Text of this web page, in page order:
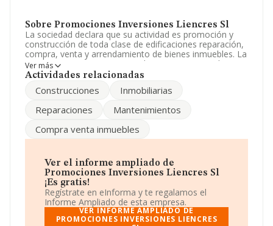
Sobre Promociones Inversiones Liencres Sl
La sociedad declara que su actividad es promoción y
construcción de toda clase de edificaciones reparación,
compra, venta y arrendamiento de bienes inmuebles. La
empresa aparece inscrita en el Registro Mercantil como
Sociedad Limitada. La actividad de referencia CNAE
cuenta propia', cuyo Código es 6820. No realiza
las cifras existentes en la base de datos de INFORMA, el
número de empleados ha estado por encima de la
Dentro del ranking de empresas elaborado por
INFORMA, atendiendo a los niveles de facturación de la
compañía, se destaca que: en 2024, en la clasificación
del sector, la empresa se ha colocado 624 puestos más
abajo y su posición actual es 5.360 (el año anterior
estaba en 4.736). En el ranking del sector, delante de la
Ver más
Actividades relacionadas
Construcciones
Inmobiliarias
Reparaciones
Mantenimientos
Compra venta inmuebles
Ver el informe ampliado de
Promociones Inversiones Liencres Sl
¡Es gratis!
Regístrate en eInforma y te regalamos el
Informe Ampliado de esta empresa.
VER INFORME AMPLIADO DE
PROMOCIONES INVERSIONES LIENCRES